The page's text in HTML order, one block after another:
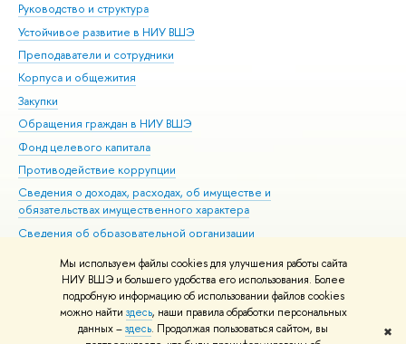
Мы используем файлы cookies для улучшения работы сайта
НИУ ВШЭ и большего удобства его использования. Более
подробную информацию об использовании файлов cookies
можно найти здесь, наши правила обработки персональных
данных –здесь. Продолжая пользоваться сайтом, вы
✖
Руководство и структура
Устойчивое развитие в НИУ ВШЭ
Преподаватели и сотрудники
Корпуса и общежития
Закупки
Обращения граждан в НИУ ВШЭ
Фонд целевого капитала
Противодействие коррупции
Сведения о доходах, расходах, об имуществе и
обязательствах имущественного характера
Сведения об образовательной организации
Людям с ограниченными возможностями здоровья
Единая платежная страница
Работа в Вышке